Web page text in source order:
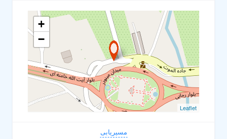
+
−
Leaflet
مسیریابی